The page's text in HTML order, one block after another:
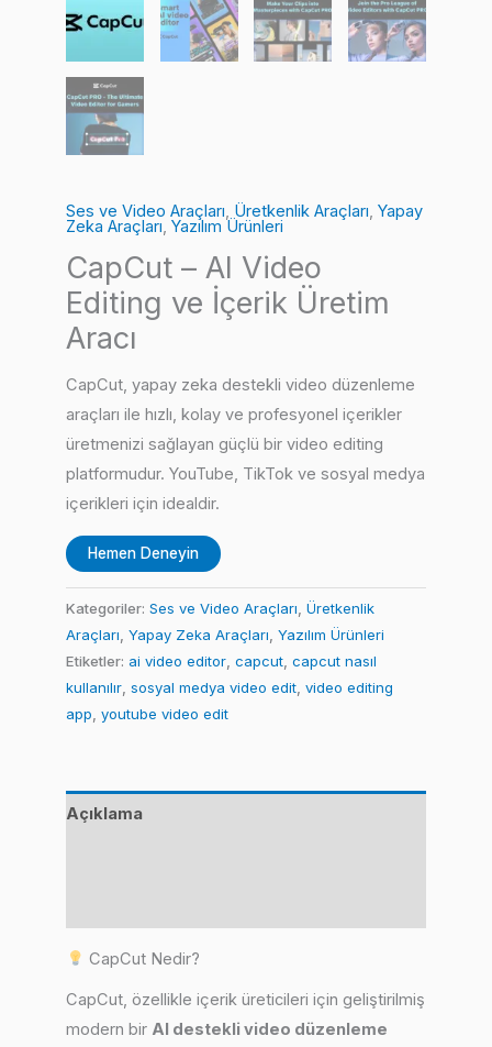
Ses ve Video Araçları, Üretkenlik Araçları, Yapay
Zeka Araçları, Yazılım Ürünleri
CapCut – AI Video
Editing ve İçerik Üretim
Aracı
CapCut, yapay zeka destekli video düzenleme
araçları ile hızlı, kolay ve profesyonel içerikler
üretmenizi sağlayan güçlü bir video editing
platformudur. YouTube, TikTok ve sosyal medya
içerikleri için idealdir.
Hemen Deneyin
Kategoriler: Ses ve Video Araçları Üretkenlik
Araçları Yapay Zeka Araçları Yazılım Ürünleri
Etiketler: ai video editor capcut capcut nasıl
kullanılır sosyal medya video edit video editing
app youtube video edit
Açıklama
CapCut Nedir?
CapCut, özellikle içerik üreticileri için geliştirilmiş
modern bir AI destekli video düzenleme